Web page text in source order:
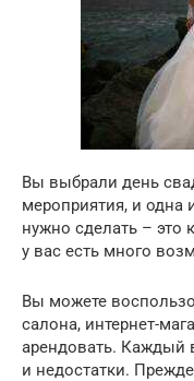
Вы выбрали день
мероприятия, и
нужно сделать – это
у вас есть много
Вы можете
салона, интернет-
арендовать. Каждый
и недостатки.